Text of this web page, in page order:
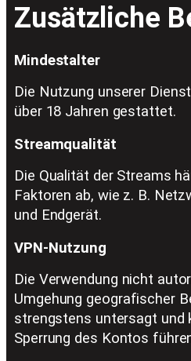
Zusätzliche
Mindestalter
Die Nutzung unserer
über 18 Jahren gestattet.
Streamqualität
Die Qualität der Streams
Faktoren ab, wie z. B.
und Endgerät.
VPN-Nutzung
Die Verwendung nicht
Umgehung geografischer
strengstens untersagt und
Sperrung des Kontos